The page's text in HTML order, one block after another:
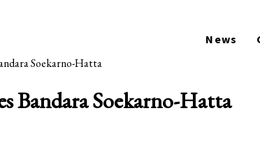
News
Soekarno-Hatta
Bandara Soekarno-Hatta